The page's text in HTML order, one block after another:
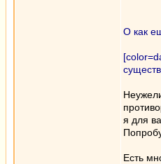
О как
я для
Есть